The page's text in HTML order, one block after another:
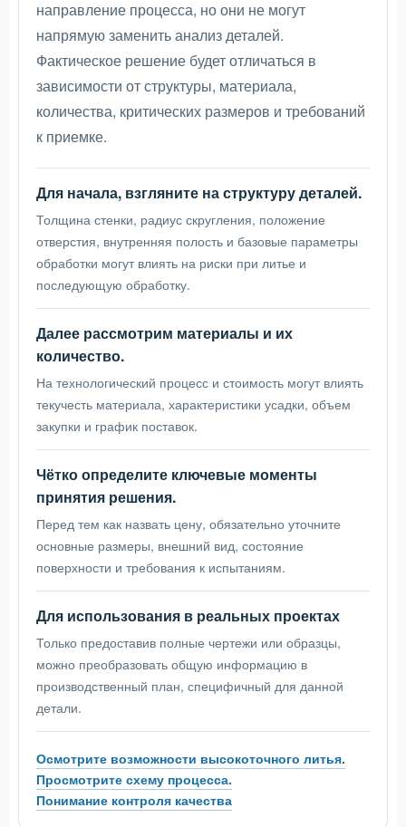
направление процесса, но они не могут
напрямую заменить анализ деталей.
Фактическое решение будет отличаться в
зависимости от структуры, материала,
количества, критических размеров и требований
к приемке.
Для начала, взгляните на структуру деталей.
Толщина стенки, радиус скругления, положение
отверстия, внутренняя полость и базовые параметры
обработки могут влиять на риски при литье и
последующую обработку.
Далее рассмотрим материалы и их
количество.
На технологический процесс и стоимость могут влиять
текучесть материала, характеристики усадки, объем
закупки и график поставок.
Чётко определите ключевые моменты
принятия решения.
Перед тем как назвать цену, обязательно уточните
основные размеры, внешний вид, состояние
поверхности и требования к испытаниям.
Для использования в реальных проектах
Только предоставив полные чертежи или образцы,
можно преобразовать общую информацию в
производственный план, специфичный для данной
детали.
Осмотрите возможности высокоточного литья.
Просмотрите схему процесса.
Понимание контроля качества